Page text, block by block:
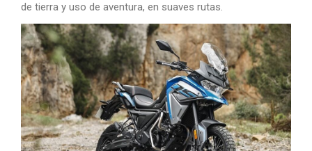
de tierra y uso de aventura, en suaves rutas.